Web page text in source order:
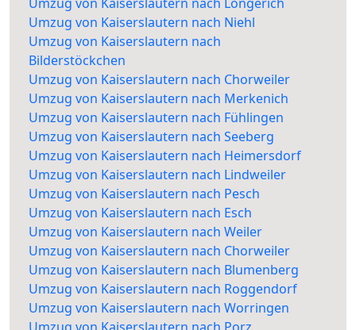
Umzug von Kaiserslautern nach Niehl
Umzug von Kaiserslautern nach
Bilderstöckchen
Umzug von Kaiserslautern nach Chorweiler
Umzug von Kaiserslautern nach Merkenich
Umzug von Kaiserslautern nach Fühlingen
Umzug von Kaiserslautern nach Seeberg
Umzug von Kaiserslautern nach Heimersdorf
Umzug von Kaiserslautern nach Lindweiler
Umzug von Kaiserslautern nach Pesch
Umzug von Kaiserslautern nach Esch
Umzug von Kaiserslautern nach Weiler
Umzug von Kaiserslautern nach Chorweiler
Umzug von Kaiserslautern nach Blumenberg
Umzug von Kaiserslautern nach Roggendorf
Umzug von Kaiserslautern nach Worringen